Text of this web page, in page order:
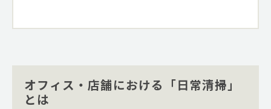
オフィス・店舗における「日常清掃」
とは